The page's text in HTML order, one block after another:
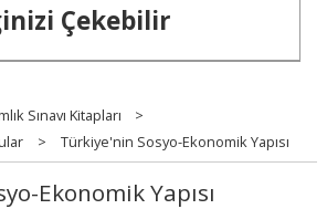
Çekebilir
Sınavı Kitapları
>
> Türkiye'nin Sosyo-Ekonomik Yapısı
Ekonomik Yapısı